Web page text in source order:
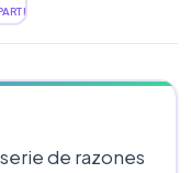
de razones